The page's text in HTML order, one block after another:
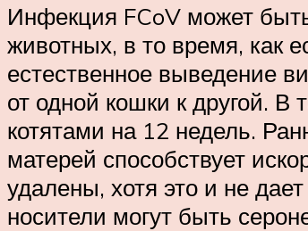
Инфекция FCoV может
животных, в то время, как
естественное выведение
от одной кошки к другой. В
котятами на 12 недель.
матерей способствует
удалены, хотя это и не
носители могут быть